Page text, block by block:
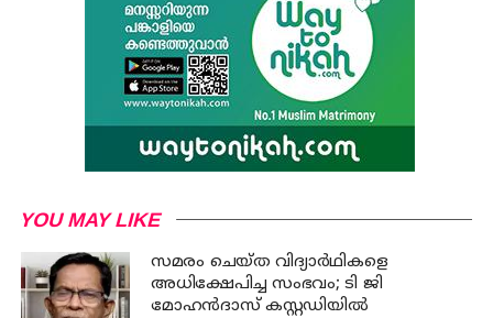
YOU MAY LIKE
സമരം ചെയ്ത വിദ്യാര്‍ഥികളെ
അധിക്ഷേപിച്ച സംഭവം; ടി ജി
മോഹന്‍ദാസ് കസ്റ്റഡിയിൽ